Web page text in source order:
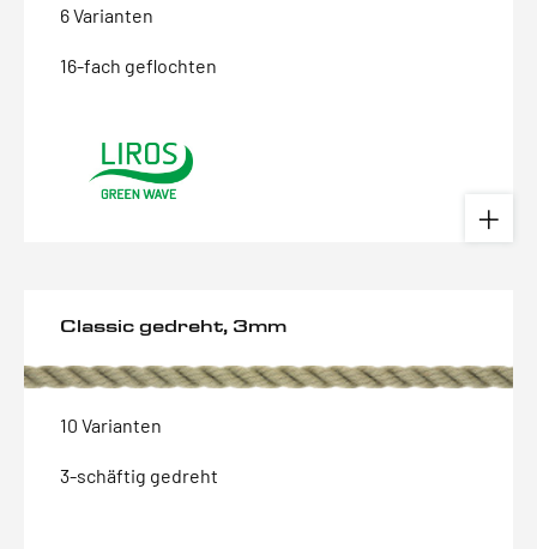
6 Varianten
16-fach geflochten
Classic gedreht, 3mm
10 Varianten
3-schäftig gedreht